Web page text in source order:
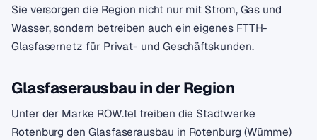
Sie versorgen die Region nicht nur mit Strom, Gas und
Wasser, sondern betreiben auch ein eigenes FTTH-
Glasfasernetz für Privat- und Geschäftskunden.
Glasfaserausbau in der Region
Unter der Marke ROW.tel treiben die Stadtwerke
Rotenburg den Glasfaserausbau in Rotenburg (Wümme)